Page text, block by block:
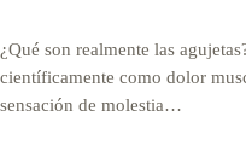
¿Qué son realmente las
científicamente como dolor
sensación de molestia…